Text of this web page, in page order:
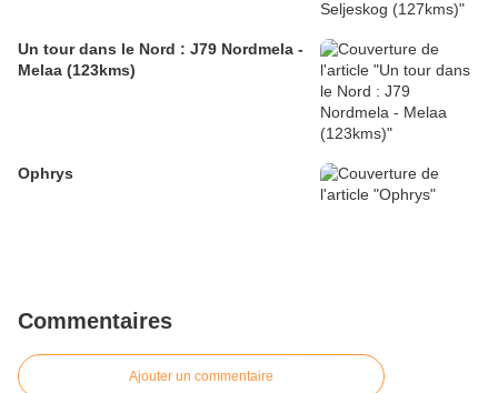
Un tour dans le Nord : J79 Nordmela -
Melaa (123kms)
Ophrys
Commentaires
Ajouter un commentaire